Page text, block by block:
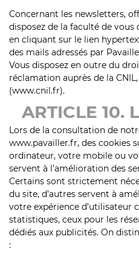
Concernant les newsletters,
disposez de la faculté de
en cliquant sur le lien
des mails adressés par
Vous disposez en outre du
réclamation auprès de la
(www.cnil.fr).
ARTICLE 10.
Lors de la consultation de
www.pavailler.fr, des cookies
ordinateur, votre mobile ou
servent à l’amélioration des
Certains sont strictement
du site, d’autres servent à
votre expérience d’utilisateur
statistiques, ceux pour les
dédiés aux publicités. On
: